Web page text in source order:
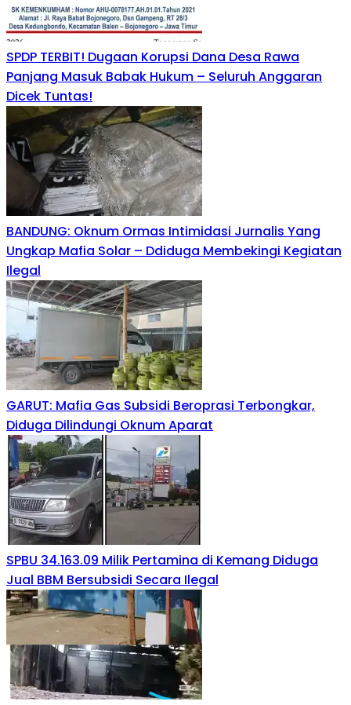
SPDP TERBIT! Dugaan Korupsi Dana Desa Rawa
Panjang Masuk Babak Hukum – Seluruh Anggaran
Dicek Tuntas!
BANDUNG: Oknum Ormas Intimidasi Jurnalis Yang
Ungkap Mafia Solar – Ddiduga Membekingi Kegiatan
Ilegal
GARUT: Mafia Gas Subsidi Beroprasi Terbongkar,
Diduga Dilindungi Oknum Aparat
SPBU 34.163.09 Milik Pertamina di Kemang Diduga
Jual BBM Bersubsidi Secara Ilegal